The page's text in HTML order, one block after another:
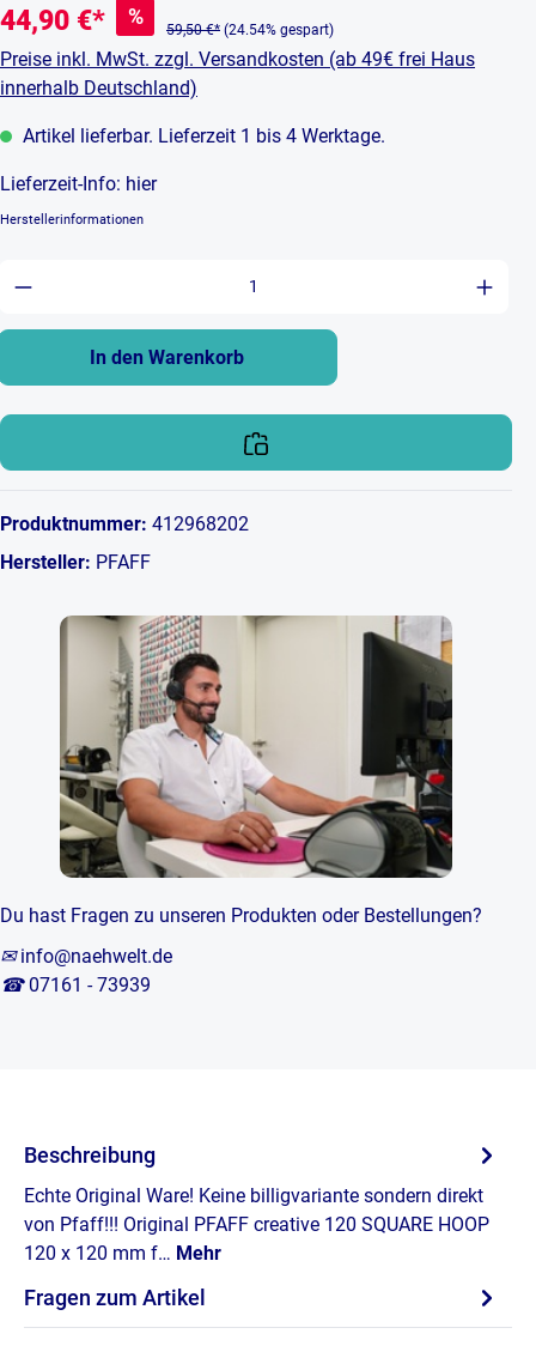
44,90 €* %
59,50 €* (24.54% gespart)
Preise inkl. MwSt. zzgl. Versandkosten (ab 49€ frei Haus
innerhalb Deutschland)
Artikel lieferbar. Lieferzeit 1 bis 4 Werktage.
Lieferzeit-Info: hier
Herstellerinformationen
Anzahl: Gib den gewünschten Wert
In den Warenkorb
Produktnummer: 412968202
Hersteller: PFAFF
Du hast Fragen zu unseren Produkten oder Bestellungen?
✉ info@naehwelt.de
☎ 07161 - 73939
Beschreibung
Echte Original Ware! Keine billigvariante sondern direkt
von Pfaff!!! Original PFAFF creative 120 SQUARE HOOP
120 x 120 mm f… Mehr
Fragen zum Artikel